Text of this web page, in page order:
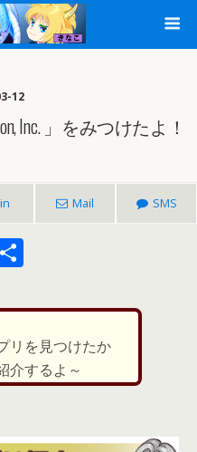
12
Inc. 」をみつけたよ！
Mail SMS
リを見つけたか
介するよ～